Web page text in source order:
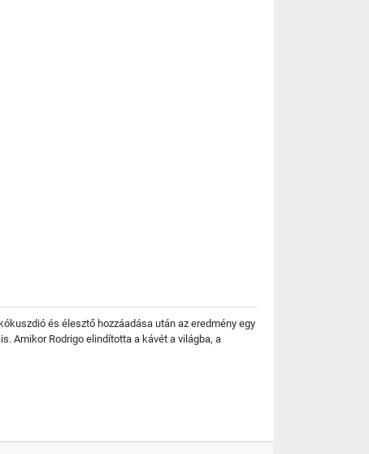
és élesztő hozzáadása után az eredmény egy
Amikor Rodrigo elindította a kávét a világba, a